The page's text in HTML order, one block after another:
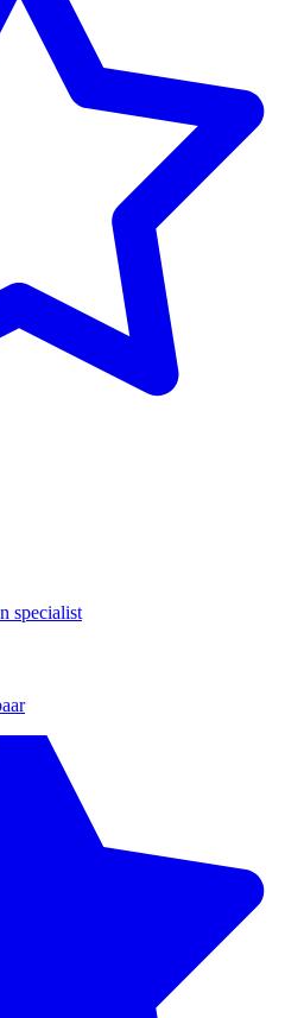
specialist